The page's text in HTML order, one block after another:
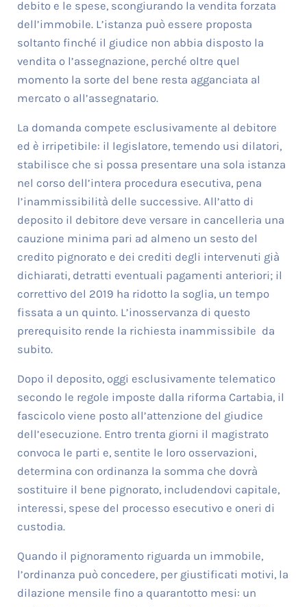
debito e le spese, scongiurando la vendita forzata
dell’immobile. L’istanza può essere proposta
soltanto finché il giudice non abbia disposto la
vendita o l’assegnazione, perché oltre quel
momento la sorte del bene resta agganciata al
mercato o all’assegnatario.
La domanda compete esclusivamente al debitore
ed è irripetibile: il legislatore, temendo usi dilatori,
stabilisce che si possa presentare una sola istanza
nel corso dell’intera procedura esecutiva, pena
l’inammissibilità delle successive. All’atto di
deposito il debitore deve versare in cancelleria una
cauzione minima pari ad almeno un sesto del
credito pignorato e dei crediti degli intervenuti già
dichiarati, detratti eventuali pagamenti anteriori; il
correttivo del 2019 ha ridotto la soglia, un tempo
fissata a un quinto. L’inosservanza di questo
prerequisito rende la richiesta inammissibile da
subito.
Dopo il deposito, oggi esclusivamente telematico
secondo le regole imposte dalla riforma Cartabia, il
fascicolo viene posto all’attenzione del giudice
dell’esecuzione. Entro trenta giorni il magistrato
convoca le parti e, sentite le loro osservazioni,
determina con ordinanza la somma che dovrà
sostituire il bene pignorato, includendovi capitale,
interessi, spese del processo esecutivo e oneri di
custodia.
Quando il pignoramento riguarda un immobile,
l’ordinanza può concedere, per giustificati motivi, la
dilazione mensile fino a quarantotto mesi: un